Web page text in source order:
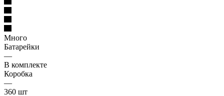
Много
Батарейки
—
В комплекте
Коробка
—
360 шт